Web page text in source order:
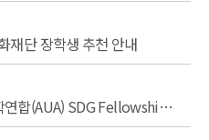
재단 장학생 추천 안내
중국 칭화대(THU)-아시아대학연합(AUA) SDG Fellowship 프로그램 연구활동지원금 신청 안내